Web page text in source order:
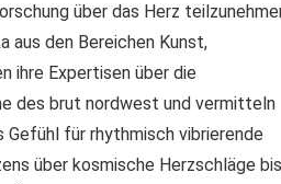
über das Herz
aus den Bereichen Kunst,
ihre Expertisen über die
des brut nordwest und vermitteln
für rhythmisch vibrierende
über kosmische Herzschläge bis